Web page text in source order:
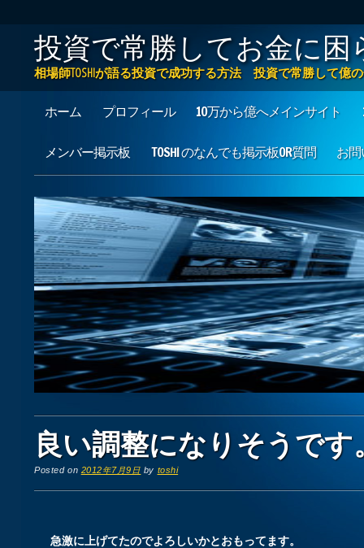
投資で常勝してお金に困
相場師TOSHIが語る投資で成功する方法 投資で常勝して億
Main menu
ホーム プロフィール 10万から億へメインサイト
メンバー掲示板 TOSHI のなんでも掲示板OR質問 お
良い調整になりそうです
Posted on 2012年7月9日 by toshi
急激に上げてたのでよろしいかとおもってます。